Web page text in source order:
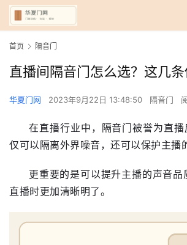
首页 隔音门
直播间隔音门怎么选？这几条
华夏门网 2023年9月22日 13:48:50 隔音门
在直播行业中，隔音门被誉为直播
仅可以隔离外界噪音，还可以保护主播
更重要的是可以提升主播的声音品
直播时更加清晰明了。